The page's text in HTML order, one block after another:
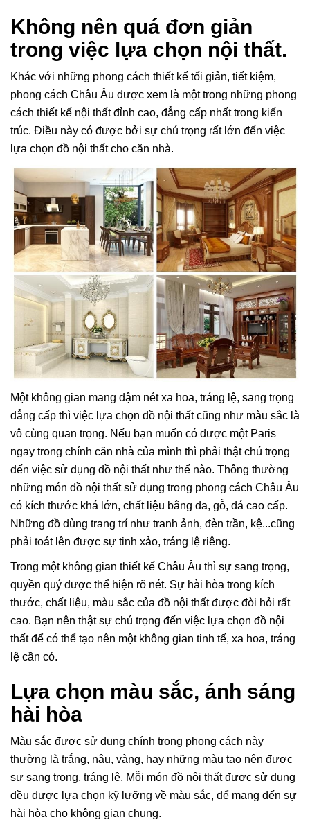
Không nên quá đơn giản
trong việc lựa chọn nội thất.
Khác với những phong cách thiết kế tối giản, tiết kiệm,
phong cách Châu Âu được xem là một trong những phong
cách thiết kế nội thất đỉnh cao, đẳng cấp nhất trong kiến
trúc. Điều này có được bởi sự chú trọng rất lớn đến việc
lựa chọn đồ nội thất cho căn nhà.
Một không gian mang đậm nét xa hoa, tráng lệ, sang trọng
đẳng cấp thì việc lựa chọn đồ nội thất cũng như màu sắc là
vô cùng quan trọng. Nếu bạn muốn có được một Paris
ngay trong chính căn nhà của mình thì phải thật chú trọng
đến việc sử dụng đồ nội thất như thế nào. Thông thường
những món đồ nội thất sử dụng trong phong cách Châu Âu
có kích thước khá lớn, chất liệu bằng da, gỗ, đá cao cấp.
Những đồ dùng trang trí như tranh ảnh, đèn trần, kệ...cũng
phải toát lên được sự tinh xảo, tráng lệ riêng.
Trong một không gian thiết kế Châu Âu thì sự sang trọng,
quyền quý được thể hiện rõ nét. Sự hài hòa trong kích
thước, chất liệu, màu sắc của đồ nội thất được đòi hỏi rất
cao. Bạn nên thật sự chú trọng đến việc lựa chọn đồ nội
thất để có thể tạo nên một không gian tinh tế, xa hoa, tráng
lệ cần có.
Lựa chọn màu sắc, ánh sáng
hài hòa
Màu sắc được sử dụng chính trong phong cách này
thường là trắng, nâu, vàng, hay những màu tạo nên được
sự sang trọng, tráng lệ. Mỗi món đồ nội thất được sử dụng
đều được lựa chọn kỹ lưỡng về màu sắc, để mang đến sự
hài hòa cho không gian chung.